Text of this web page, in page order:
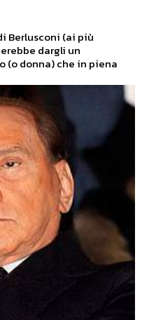
Berlusconi (ai più
dargli un
(o donna) che in piena